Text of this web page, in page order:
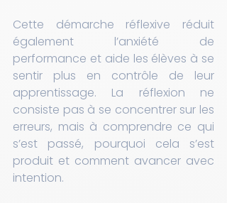
Cette démarche réflexive réduit
également l’anxiété de
performance et aide les élèves à se
sentir plus en contrôle de leur
apprentissage. La réflexion ne
consiste pas à se concentrer sur les
erreurs, mais à comprendre ce qui
s’est passé, pourquoi cela s’est
produit et comment avancer avec
intention.